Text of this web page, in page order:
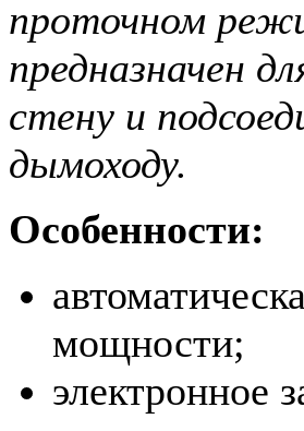
проточном
предназначен
стену и
дымоходу.
Особенности:
мощности;
электронное